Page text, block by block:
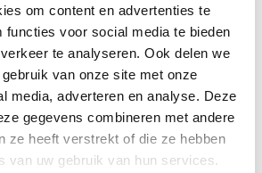
om content en advertenties te
functies voor social media te bieden
te analyseren. Ook delen we
van onze site met onze
media, adverteren en analyse. Deze
gegevens combineren met andere
ze heeft verstrekt of die ze hebben
van uw gebruik van hun services.
4.5
star
rating
6 Beoordelingen
Mass Hond/Kat
maar 1 beschikbaar